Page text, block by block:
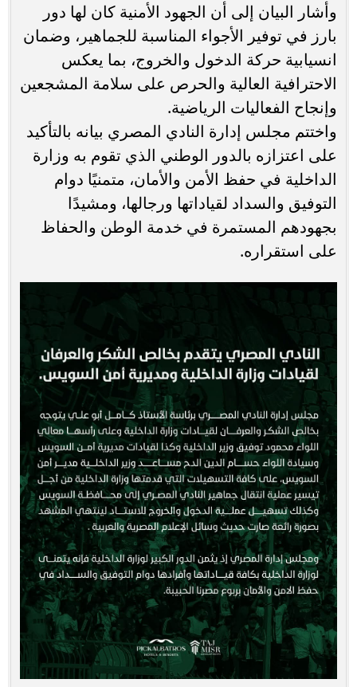
وأشار البيان إلى أن الجهود الأمنية كان لها دور
بارز في توفير الأجواء المناسبة للجماهير، وضمان
انسيابية حركة الدخول والخروج، بما يعكس
الاحترافية العالية والحرص على سلامة المشجعين
وإنجاح الفعاليات الرياضية.
واختتم مجلس إدارة النادي المصري بيانه بالتأكيد
على اعتزازه بالدور الوطني الذي تقوم به وزارة
الداخلية في حفظ الأمن والأمان، متمنيًا دوام
التوفيق والسداد لقياداتها ورجالها، ومشيدًا
بجهودهم المستمرة في خدمة الوطن والحفاظ
على استقراره.